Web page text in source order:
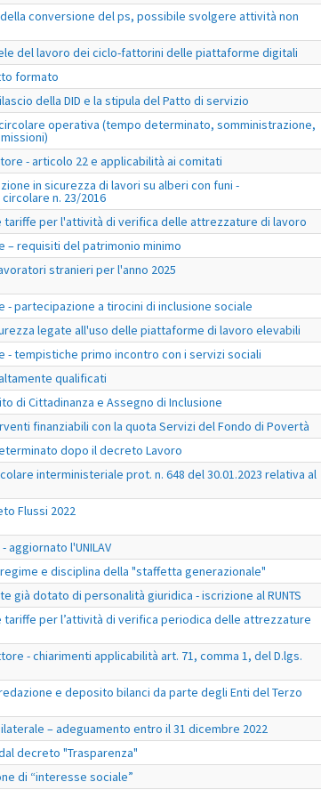
conversione del ps, possibile svolgere attività non
del lavoro dei ciclo-fattorini delle piattaforme digitali
formato
della DID e la stipula del Patto di servizio
operativa (tempo determinato, somministrazione,
- articolo 22 e applicabilità ai comitati
in sicurezza di lavori su alberi con funi -
n. 23/2016
tariffe per l'attività di verifica delle attrezzature di lavoro
– requisiti del patrimonio minimo
stranieri per l'anno 2025
- partecipazione a tirocini di inclusione sociale
legate all'uso delle piattaforme di lavoro elevabili
- tempistiche primo incontro con i servizi sociali
qualificati
di Cittadinanza e Assegno di Inclusione
finanziabili con la quota Servizi del Fondo di Povertà
dopo il decreto Lavoro
interministeriale prot. n. 648 del 30.01.2023 relativa al
Flussi 2022
aggiornato l'UNILAV
e disciplina della "staffetta generazionale"
già dotato di personalità giuridica - iscrizione al RUNTS
tariffe per l’attività di verifica periodica delle attrezzature
- chiarimenti applicabilità art. 71, comma 1, del D.lgs.
e deposito bilanci da parte degli Enti del Terzo
– adeguamento entro il 31 dicembre 2022
decreto "Trasparenza"
di “interesse sociale”